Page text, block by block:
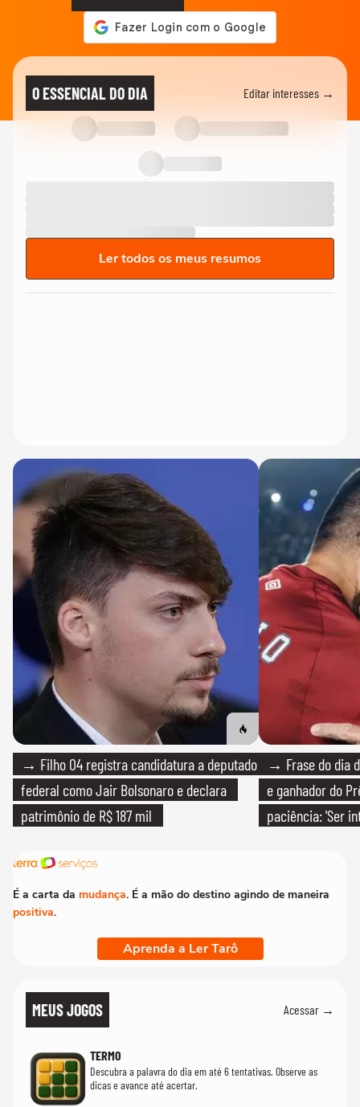
O ESSENCIAL DO DIA Editar interesses →
Ler todos os meus resumos
→ Filho 04 registra candidatura a deputado
federal como Jair Bolsonaro e declara
patrimônio de R$ 187 mil
→ Frase do dia
e ganhador do
paciência: 'Ser
É a carta da mudança. É a mão do destino agindo de maneira
positiva.
Aprenda a Ler Tarô
MEUS JOGOS Acessar →
TERMO
Descubra a palavra do dia em até 6 tentativas. Observe as
dicas e avance até acertar.